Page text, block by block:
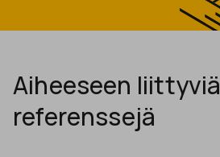
Aiheeseen liittyviä
referenssejä